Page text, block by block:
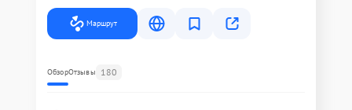
Маршрут
ОбзорОтзывы 180